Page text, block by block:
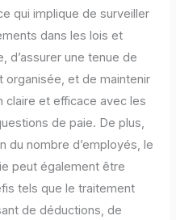
qui implique de surveiller
dans les lois et
d’assurer une tenue de
organisée, et de maintenir
claire et efficace avec les
de paie. De plus,
du nombre d’employés, le
peut également être
tels que le traitement
de déductions, de